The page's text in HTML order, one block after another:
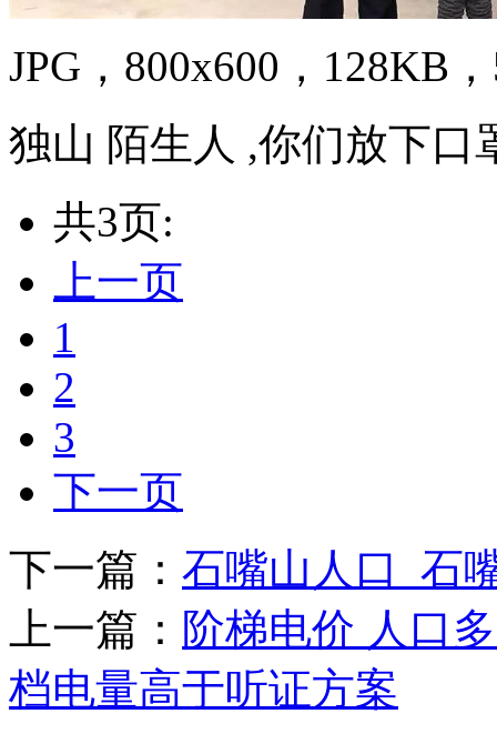
JPG，800x600，128KB
独山 陌生人 ,你们放下口
共3页:
上一页
1
2
3
下一页
下一篇： 石嘴山人口_石
上一篇： 阶梯电价 人口
档电量高于听证方案